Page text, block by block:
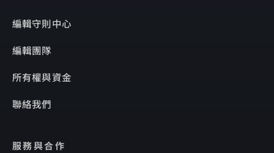
編輯守則中心
編輯團隊
所有權與資金
聯絡我們
服務與合作